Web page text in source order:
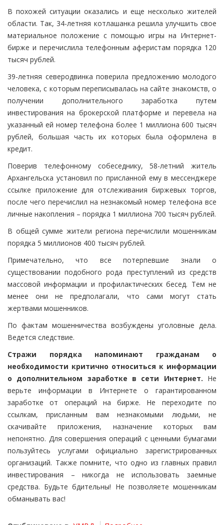
В похожей ситуации оказались и еще несколько жителей
области. Так, 34-летняя котлашанка решила улучшить свое
материальное положение с помощью игры на Интернет-
бирже и перечислила телефонным аферистам порядка 120
тысяч рублей.
39-летняя северодвинка поверила предложению молодого
человека, с которым переписывалась на сайте знакомств, о
получении дополнительного заработка путем
инвестирования на брокерской платформе и перевела на
указанный ей номер телефона более 1 миллиона 600 тысяч
рублей, большая часть их которых была оформлена в
кредит.
Поверив телефонному собеседнику, 58-летний житель
Архангельска установил по присланной ему в мессенджере
ссылке приложение для отслеживания биржевых торгов,
после чего перечислил на незнакомый номер телефона все
личные накопления – порядка 1 миллиона 700 тысяч рублей.
В общей сумме жители региона перечислили мошенникам
порядка 5 миллионов 400 тысяч рублей.
Примечательно, что все потерпевшие знали о
существовании подобного рода преступлений из средств
массовой информации и профилактических бесед. Тем не
менее они не предполагали, что сами могут стать
жертвами мошенников.
По фактам мошенничества возбуждены уголовные дела.
Ведется следствие.
Стражи порядка напоминают гражданам о
необходимости критично относиться к информации
о дополнительном заработке в сети Интернет. Не
верьте информации в Интернете о гарантированном
заработке от операций на бирже. Не переходите по
ссылкам, присланным вам незнакомыми людьми, не
скачивайте приложения, назначение которых вам
непонятно. Для совершения операций с ценными бумагами
пользуйтесь услугами официально зарегистрированных
организаций. Также помните, что одно из главных правил
инвестирования – никогда не использовать заемные
средства. Будьте бдительны! Не позволяете мошенникам
обманывать вас!